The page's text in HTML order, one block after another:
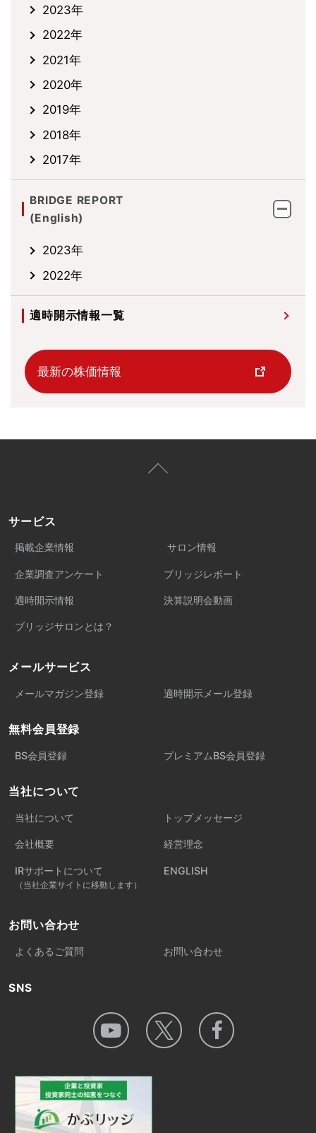
2023年
2022年
2021年
2020年
2019年
2018年
2017年
BRIDGE REPORT
(English)
2023年
2022年
適時開示情報一覧
最新の株価情報
サービス
掲載企業情報 サロン情報
企業調査アンケート ブリッジレポート
適時開示情報 決算説明会動画
ブリッジサロンとは？
メールサービス
メールマガジン登録 適時開示メール登録
無料会員登録
BS会員登録 プレミアムBS会員登録
当社について
当社について トップメッセージ
会社概要 経営理念
IRサポートについて
（当社企業サイトに移動します）
ENGLISH
お問い合わせ
よくあるご質問 お問い合わせ
SNS